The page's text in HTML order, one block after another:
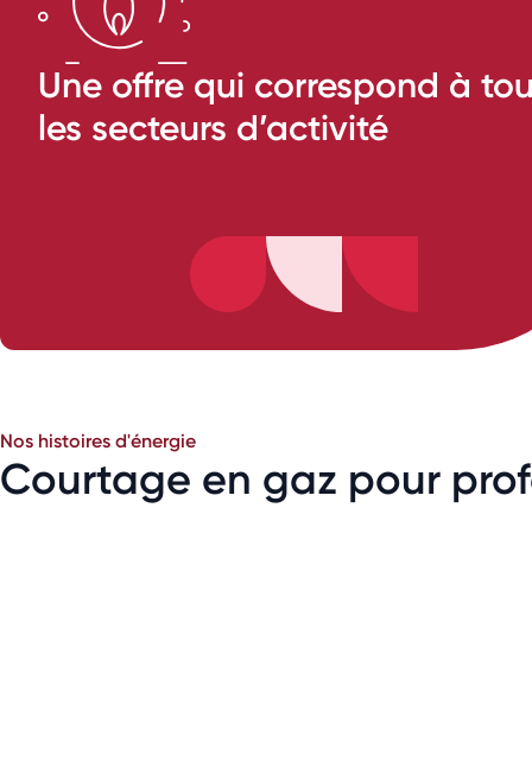
Une offre qui correspond à
les secteurs d’activité
Nos histoires d'énergie
Courtage en gaz pour